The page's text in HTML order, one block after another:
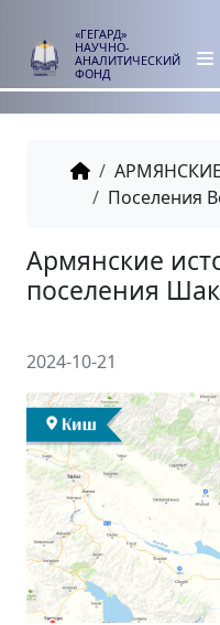
«ГЕГАРД»
НАУЧНО-
АНАЛИТИЧЕСКИЙ
ФОНД
Поселения
поселения
2024-10-21